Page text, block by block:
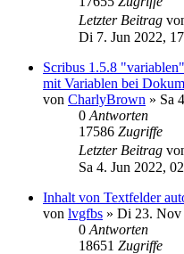
Letzter Beitrag
Di 7. Jun 2022,
Scribus 1.5.8
mit Variablen bei
von CharlyBrown » Sa
0 Antworten
17586 Zugriffe
Letzter Beitrag
Sa 4. Jun 2022,
Inhalt von Textfelder
von lvgfbs » Di 23. Nov
0 Antworten
18651 Zugriffe